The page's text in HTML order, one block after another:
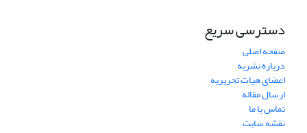
دسترسی سریع
صفحه اصلی
درباره نشریه
اعضای هیات تحریریه
ارسال مقاله
تماس با ما
نقشه سایت